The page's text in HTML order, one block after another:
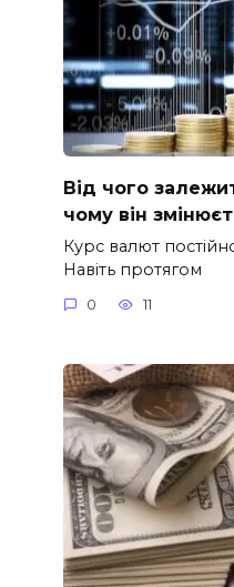
Від чого
чому він
Курс валют
Навіть протягом
0 11